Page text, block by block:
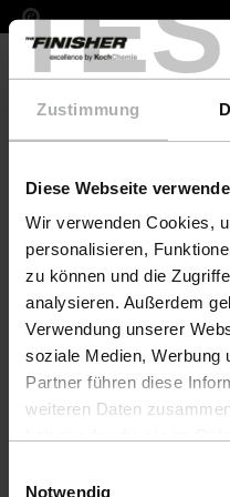
Zustimmung
Diese Webseite
Wir verwenden Cookies,
personalisieren,
zu können und die
analysieren. Außerdem
Verwendung unserer
soziale Medien, Werbung
Partner führen diese
weiteren Daten
Einstellungen zu den
Notwendig
COLOURLOCK